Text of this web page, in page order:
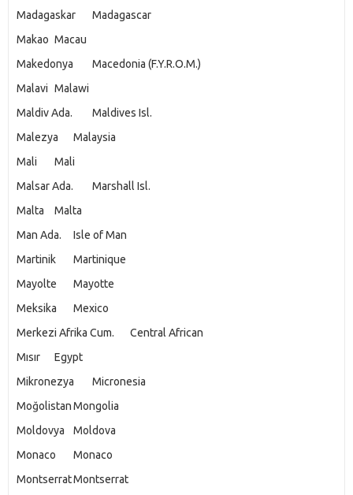
Madagaskar
Madagascar
Makao Macau
Makedonya
Macedonia (F.Y.R.O.M.)
Malavi Malawi
Maldiv Ada.
Maldives Isl.
Malezya
Malaysia
Mali
Mali
Malsar Ada.
Marshall Isl.
Malta
Malta
Man Ada.
Isle of Man
Martinik
Martinique
Mayolte
Mayotte
Meksika
Mexico
Merkezi Afrika Cum.
Central African
Mısır
Egypt
Mikronezya
Micronesia
MoğolistanMongolia
Moldovya
Moldova
Monaco
Monaco
MontserratMontserrat